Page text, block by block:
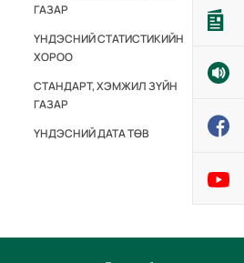
ГАЗАР
ҮНДЭСНИЙ СТАТИСТИКИЙН
ХОРОО
СТАНДАРТ, ХЭМЖИЛ ЗҮЙН
ГАЗАР
ҮНДЭСНИЙ ДАТА ТӨВ